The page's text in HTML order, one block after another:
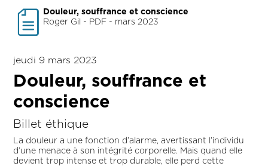
Douleur, souffrance et conscience
Roger Gil - PDF - mars 2023
jeudi 9 mars 2023
Douleur, souffrance et
conscience
Billet éthique
La douleur a une fonction d’alarme, avertissant l’individu
d’une menace à son intégrité corporelle. Mais quand elle
devient trop intense et trop durable, elle perd cette